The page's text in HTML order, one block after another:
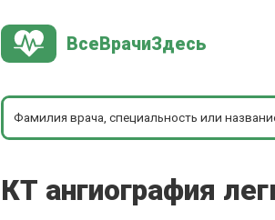
ВсеВрачиЗдесь
КТ ангиография